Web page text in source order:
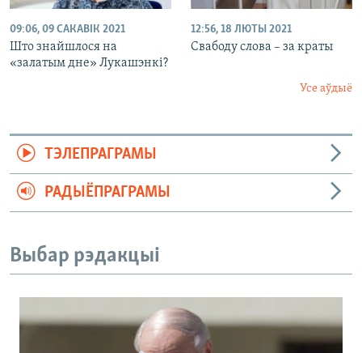
09:06, 09 САКАВІК 2021
Што знайшлося на
«залатым дне» Лукашэнкі?
12:56, 18 ЛЮТЫ 2021
Свабоду слова – за краты
Усе аўдыё
ТЭЛЕПРАГРАМЫ
РАДЫЁПРАГРАМЫ
Выбар рэдакцыі